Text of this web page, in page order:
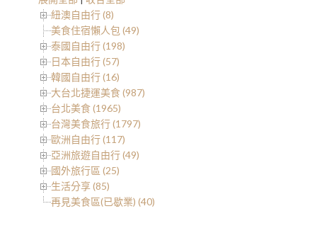
紐澳自由行 (8)
美食住宿懶人包 (49)
泰國自由行 (198)
日本自由行 (57)
韓國自由行 (16)
大台北捷運美食 (987)
台北美食 (1965)
台灣美食旅行 (1797)
歐洲自由行 (117)
亞洲旅遊自由行 (49)
國外旅行區 (25)
生活分享 (85)
再見美食區(已歇業) (40)